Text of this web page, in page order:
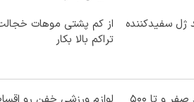
ژل سفیدکننده
از کم پشتی موهات
تراکم بالا بکار